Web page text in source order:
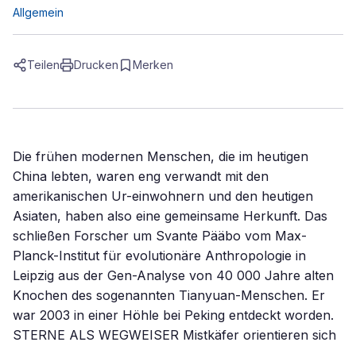
Allgemein
Teilen Drucken Merken
Die frühen modernen Menschen, die im heutigen
China lebten, waren eng verwandt mit den
amerikanischen Ur-einwohnern und den heutigen
Asiaten, haben also eine gemeinsame Herkunft. Das
schließen Forscher um Svante Pääbo vom Max-
Planck-Institut für evolutionäre Anthropologie in
Leipzig aus der Gen-Analyse von 40 000 Jahre alten
Knochen des sogenannten Tianyuan-Menschen. Er
war 2003 in einer Höhle bei Peking entdeckt worden.
STERNE ALS WEGWEISER Mistkäfer orientieren sich